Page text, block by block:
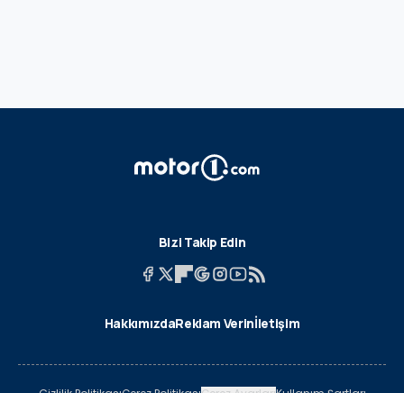
Bizi Takip Edin
HakkımızdaReklam Verinİletişim